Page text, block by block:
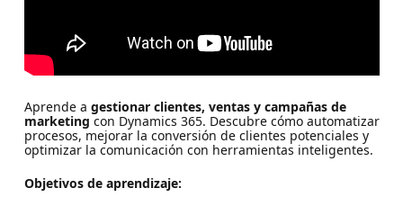
Aprende a gestionar clientes, ventas y campañas de
marketing con Dynamics 365. Descubre cómo automatizar
procesos, mejorar la conversión de clientes potenciales y
optimizar la comunicación con herramientas inteligentes.
Objetivos de aprendizaje: